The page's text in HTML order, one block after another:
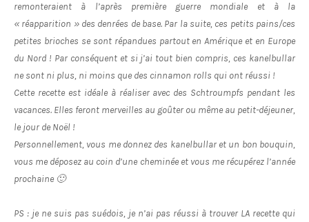
remonteraient à l’après première guerre mondiale et à la
« réapparition » des denrées de base. Par la suite, ces petits pains/ces
petites brioches se sont répandues partout en Amérique et en Europe
du Nord ! Par conséquent et si j’ai tout bien compris, ces kanelbullar
ne sont ni plus, ni moins que des cinnamon rolls qui ont réussi !
Cette recette est idéale à réaliser avec des Schtroumpfs pendant les
vacances. Elles feront merveilles au goûter ou même au petit-déjeuner,
le jour de Noël !
Personnellement, vous me donnez des kanelbullar et un bon bouquin,
vous me déposez au coin d’une cheminée et vous me récupérez l’année
prochaine 🙂
PS : je ne suis pas suédois, je n’ai pas réussi à trouver LA recette qui